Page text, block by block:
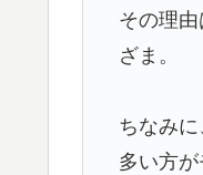
その理
ざま。
ちなみ
多い方が